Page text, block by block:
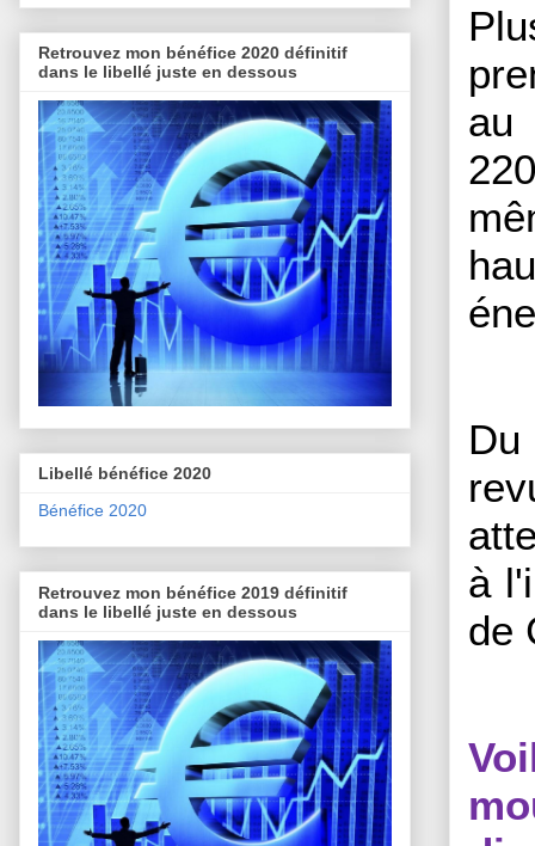
au
à
de
Retrouvez mon bénéfice 2020 définitif
dans le libellé juste en dessous
Libellé bénéfice 2020
Bénéfice 2020
Retrouvez mon bénéfice 2019 définitif
dans le libellé juste en dessous